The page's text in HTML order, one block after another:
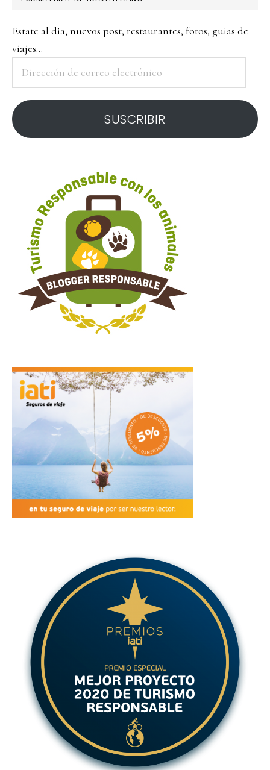
Estate al dia, nuevos post, restaurantes, fotos, guias de
viajes...
correo
electrónico
SUSCRIBIR